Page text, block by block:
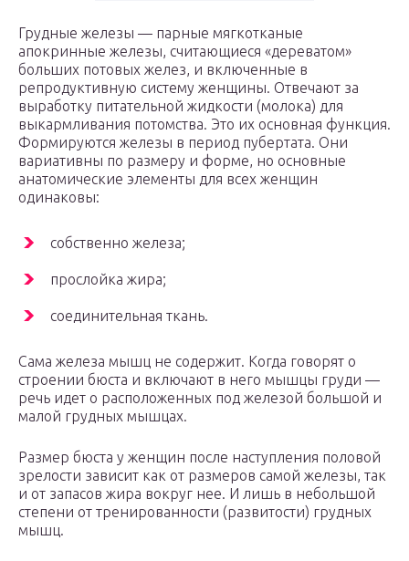
Грудные железы — парные мягкотканые
апокринные железы, считающиеся «дереватом»
больших потовых желез, и включенные в
репродуктивную систему женщины. Отвечают за
выработку питательной жидкости (молока) для
выкармливания потомства. Это их основная функция.
Формируются железы в период пубертата. Они
вариативны по размеру и форме, но основные
анатомические элементы для всех женщин
одинаковы:
собственно железа;
прослойка жира;
соединительная ткань.
Сама железа мышц не содержит. Когда говорят о
строении бюста и включают в него мышцы груди —
речь идет о расположенных под железой большой и
малой грудных мышцах.
Размер бюста у женщин после наступления половой
зрелости зависит как от размеров самой железы, так
и от запасов жира вокруг нее. И лишь в небольшой
степени от тренированности (развитости) грудных
мышц.